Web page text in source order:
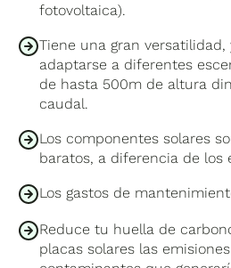
fotovoltaica).
Tiene una gran
adaptarse a diferentes
de hasta 500m de altura
caudal.
Los componentes solares
baratos, a diferencia de los
Los gastos de
Reduce tu huella de
placas solares las